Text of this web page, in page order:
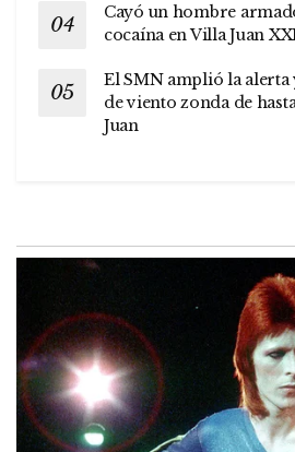
Cayó un hombre
cocaína en Villa Juan
El SMN amplió la alerta
de viento zonda de
Juan